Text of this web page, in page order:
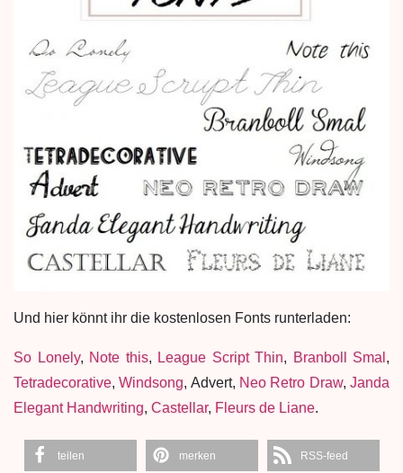
Und hier könnt ihr die kostenlosen Fonts runterladen:
So Lonely, Note this, League Script Thin, Branboll Smal ,
Tetradecorative,Windsong, Advert, Neo Retro Draw,Janda
Elegant Handwriting, Castellar, Fleurs de Liane.
teilen merken RSS-feed